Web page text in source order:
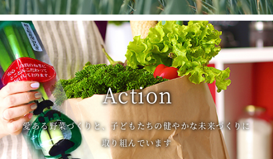
Action
愛ある野菜づくりと、子どもたちの健やかな未来づくりに
取り組んでいます